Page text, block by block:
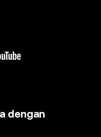
dengan